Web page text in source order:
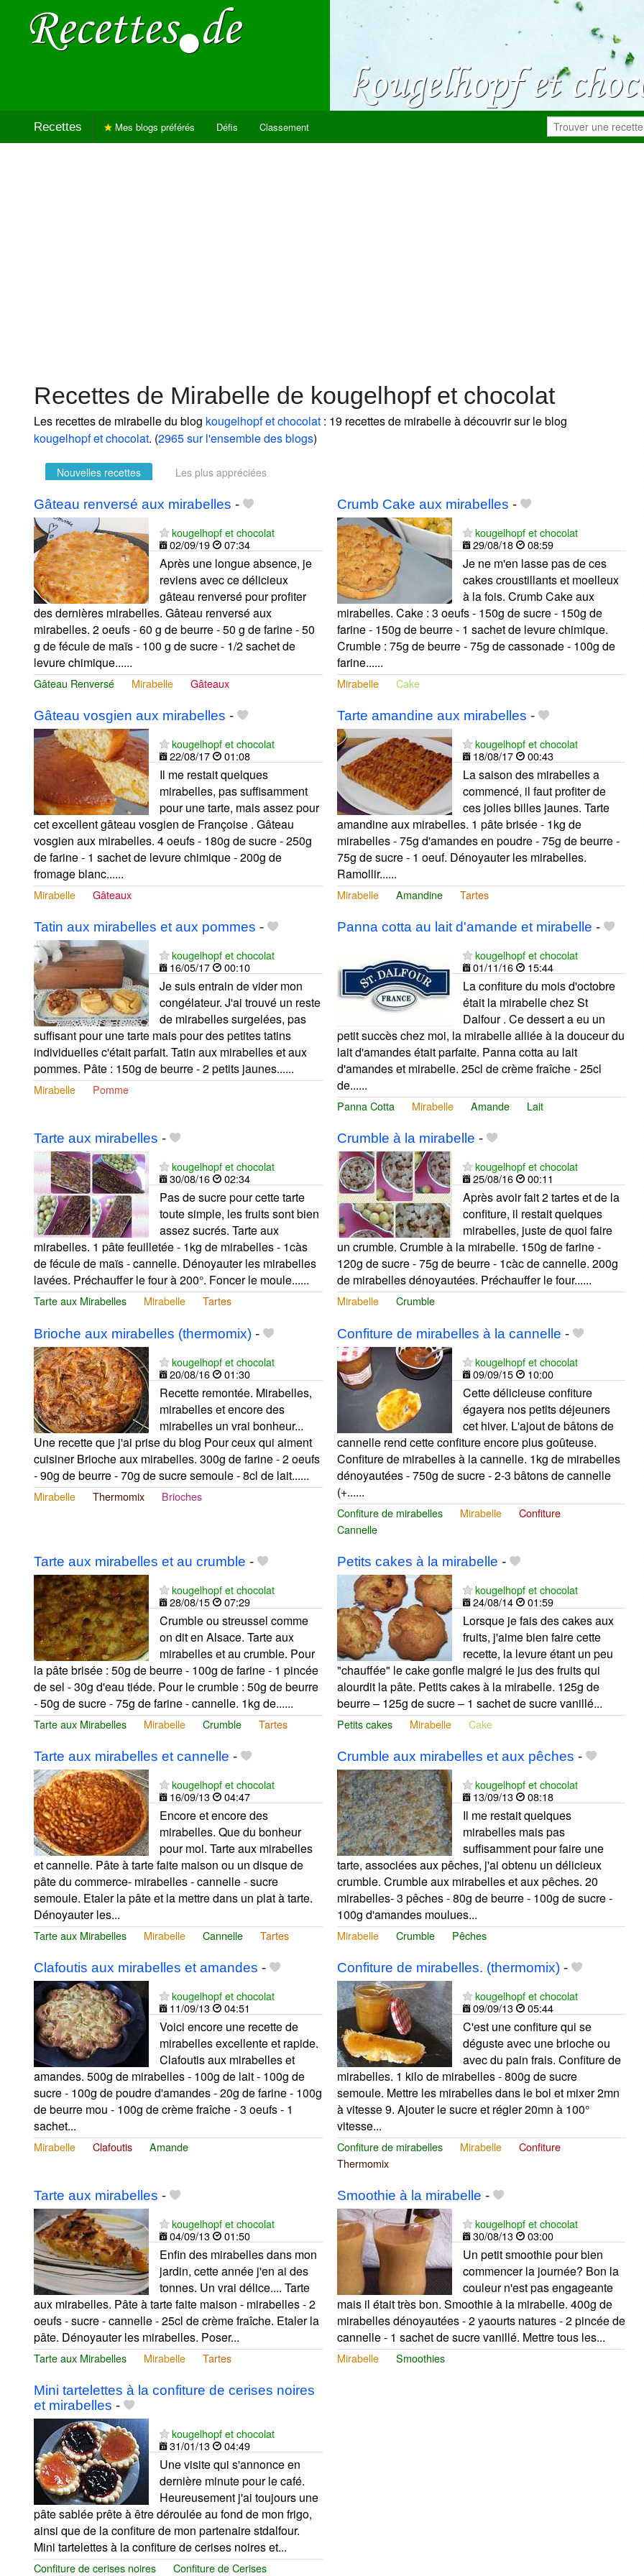
Recettes Mes blogs préférés Défis Classement
Recettes de Mirabelle de kougelhopf et chocolat
Les recettes de mirabelle du blog kougelhopf et chocolat : 19 recettes de mirabelle à découvrir sur le blog
kougelhopf et chocolat. (2965 sur l'ensemble des blogs)
Nouvelles recettes Les plus appréciées
Gâteau renversé aux mirabelles -
kougelhopf et chocolat
02/09/19
07:34
Après une longue absence, je
reviens avec ce délicieux
gâteau renversé pour profiter
des dernières mirabelles. Gâteau renversé aux
mirabelles. 2 oeufs - 60 g de beurre - 50 g de farine - 50
g de fécule de maïs - 100 g de sucre - 1/2 sachet de
levure chimique......
Gâteau Renversé Mirabelle Gâteaux
Crumb Cake aux mirabelles -
kougelhopf et chocolat
29/08/18
08:59
Je ne m'en lasse pas de ces
cakes croustillants et moelleux
à la fois. Crumb Cake aux
mirabelles. Cake : 3 oeufs - 150g de sucre - 150g de
farine - 150g de beurre - 1 sachet de levure chimique.
Crumble : 75g de beurre - 75g de cassonade - 100g de
farine......
Mirabelle Cake
Gâteau vosgien aux mirabelles -
kougelhopf et chocolat
22/08/17
01:08
Il me restait quelques
mirabelles, pas suffisamment
pour une tarte, mais assez pour
cet excellent gâteau vosgien de Françoise . Gâteau
vosgien aux mirabelles. 4 oeufs - 180g de sucre - 250g
de farine - 1 sachet de levure chimique - 200g de
fromage blanc......
Mirabelle Gâteaux
Tarte amandine aux mirabelles -
kougelhopf et chocolat
18/08/17
00:43
La saison des mirabelles a
commencé, il faut profiter de
ces jolies billes jaunes. Tarte
amandine aux mirabelles. 1 pâte brisée - 1kg de
mirabelles - 75g d'amandes en poudre - 75g de beurre -
75g de sucre - 1 oeuf. Dénoyauter les mirabelles.
Ramollir......
Mirabelle Amandine Tartes
Tatin aux mirabelles et aux pommes -
kougelhopf et chocolat
16/05/17
00:10
Je suis entrain de vider mon
congélateur. J'ai trouvé un reste
de mirabelles surgelées, pas
suffisant pour une tarte mais pour des petites tatins
individuelles c'était parfait. Tatin aux mirabelles et aux
pommes. Pâte : 150g de beurre - 2 petits jaunes......
Mirabelle Pomme
Panna cotta au lait d'amande et mirabelle -
kougelhopf et chocolat
01/11/16
15:44
La confiture du mois d'octobre
était la mirabelle chez St
Dalfour . Ce dessert a eu un
petit succès chez moi, la mirabelle alliée à la douceur du
lait d'amandes était parfaite. Panna cotta au lait
d'amandes et mirabelle. 25cl de crème fraîche - 25cl
de......
Panna Cotta Mirabelle Amande Lait
Tarte aux mirabelles -
kougelhopf et chocolat
30/08/16
02:34
Pas de sucre pour cette tarte
toute simple, les fruits sont bien
assez sucrés. Tarte aux
mirabelles. 1 pâte feuilletée - 1kg de mirabelles - 1càs
de fécule de maïs - cannelle. Dénoyauter les mirabelles
lavées. Préchauffer le four à 200°. Foncer le moule......
Tarte aux Mirabelles Mirabelle Tartes
Crumble à la mirabelle -
kougelhopf et chocolat
25/08/16
00:11
Après avoir fait 2 tartes et de la
confiture, il restait quelques
mirabelles, juste de quoi faire
un crumble. Crumble à la mirabelle. 150g de farine -
120g de sucre - 75g de beurre - 1càc de cannelle. 200g
de mirabelles dénoyautées. Préchauffer le four......
Mirabelle Crumble
Brioche aux mirabelles (thermomix) -
kougelhopf et chocolat
20/08/16
01:30
Recette remontée. Mirabelles,
mirabelles et encore des
mirabelles un vrai bonheur...
Une recette que j'ai prise du blog Pour ceux qui aiment
cuisiner Brioche aux mirabelles. 300g de farine - 2 oeufs
- 90g de beurre - 70g de sucre semoule - 8cl de lait......
Mirabelle Thermomix Brioches
Confiture de mirabelles à la cannelle -
kougelhopf et chocolat
09/09/15
10:00
Cette délicieuse confiture
égayera nos petits déjeuners
cet hiver. L'ajout de bâtons de
cannelle rend cette confiture encore plus goûteuse.
Confiture de mirabelles à la cannelle. 1kg de mirabelles
dénoyautées - 750g de sucre - 2-3 bâtons de cannelle
(+......
Confiture de mirabelles Mirabelle
Confiture
Cannelle
Tarte aux mirabelles et au crumble -
kougelhopf et chocolat
28/08/15
07:29
Crumble ou streussel comme
on dit en Alsace. Tarte aux
mirabelles et au crumble. Pour
la pâte brisée : 50g de beurre - 100g de farine - 1 pincée
de sel - 30g d'eau tiéde. Pour le crumble : 50g de beurre
- 50g de sucre - 75g de farine - cannelle. 1kg de......
Tarte aux Mirabelles Mirabelle Crumble Tartes
Petits cakes à la mirabelle -
kougelhopf et chocolat
24/08/14
01:59
Lorsque je fais des cakes aux
fruits, j'aime bien faire cette
recette, la levure étant un peu
"chauffée" le cake gonfle malgré le jus des fruits qui
alourdit la pâte. Petits cakes à la mirabelle. 125g de
beurre – 125g de sucre – 1 sachet de sucre vanillé...
Petits cakes Mirabelle Cake
Tarte aux mirabelles et cannelle -
kougelhopf et chocolat
16/09/13
04:47
Encore et encore des
mirabelles. Que du bonheur
pour moi. Tarte aux mirabelles
et cannelle. Pâte à tarte faite maison ou un disque de
pâte du commerce- mirabelles - cannelle - sucre
semoule. Etaler la pâte et la mettre dans un plat à tarte.
Dénoyauter les...
Tarte aux Mirabelles Mirabelle Cannelle Tartes
Crumble aux mirabelles et aux pêches -
kougelhopf et chocolat
13/09/13
08:18
Il me restait quelques
mirabelles mais pas
suffisamment pour faire une
tarte, associées aux pêches, j'ai obtenu un délicieux
crumble. Crumble aux mirabelles et aux pêches. 20
mirabelles- 3 pêches - 80g de beurre - 100g de sucre -
100g d'amandes moulues...
Mirabelle Crumble Pêches
Clafoutis aux mirabelles et amandes -
kougelhopf et chocolat
11/09/13
04:51
Voici encore une recette de
mirabelles excellente et rapide.
Clafoutis aux mirabelles et
amandes. 500g de mirabelles - 100g de lait - 100g de
sucre - 100g de poudre d'amandes - 20g de farine - 100g
de beurre mou - 100g de crème fraîche - 3 oeufs - 1
sachet...
Mirabelle Clafoutis Amande
Confiture de mirabelles. (thermomix)-
kougelhopf et chocolat
09/09/13
05:44
C'est une confiture qui se
déguste avec une brioche ou
avec du pain frais. Confiture de
mirabelles. 1 kilo de mirabelles - 800g de sucre
semoule. Mettre les mirabelles dans le bol et mixer 2mn
à vitesse 9. Ajouter le sucre et régler 20mn à 100°
vitesse...
Confiture de mirabelles Mirabelle
Confiture
Thermomix
Tarte aux mirabelles -
kougelhopf et chocolat
04/09/13
01:50
Enfin des mirabelles dans mon
jardin, cette année j'en ai des
tonnes. Un vrai délice.... Tarte
aux mirabelles. Pâte à tarte faite maison - mirabelles - 2
oeufs - sucre - cannelle - 25cl de crème fraîche. Etaler la
pâte. Dénoyauter les mirabelles. Poser...
Tarte aux Mirabelles Mirabelle Tartes
Smoothie à la mirabelle -
kougelhopf et chocolat
30/08/13
03:00
Un petit smoothie pour bien
commencer la journée? Bon la
couleur n'est pas engageante
mais il était très bon. Smoothie à la mirabelle. 400g de
mirabelles dénoyautées - 2 yaourts natures - 2 pincée de
cannelle - 1 sachet de sucre vanillé. Mettre tous les...
Mirabelle Smoothies
Mini tartelettes à la confiture de cerises noires
et mirabelles -
kougelhopf et chocolat
31/01/13
04:49
Une visite qui s'annonce en
dernière minute pour le café.
Heureusement j'ai toujours une
pâte sablée prête à être déroulée au fond de mon frigo,
ainsi que de la confiture de mon partenaire stdalfour.
Mini tartelettes à la confiture de cerises noires et...
Confiture de cerises noires Confiture de Cerises